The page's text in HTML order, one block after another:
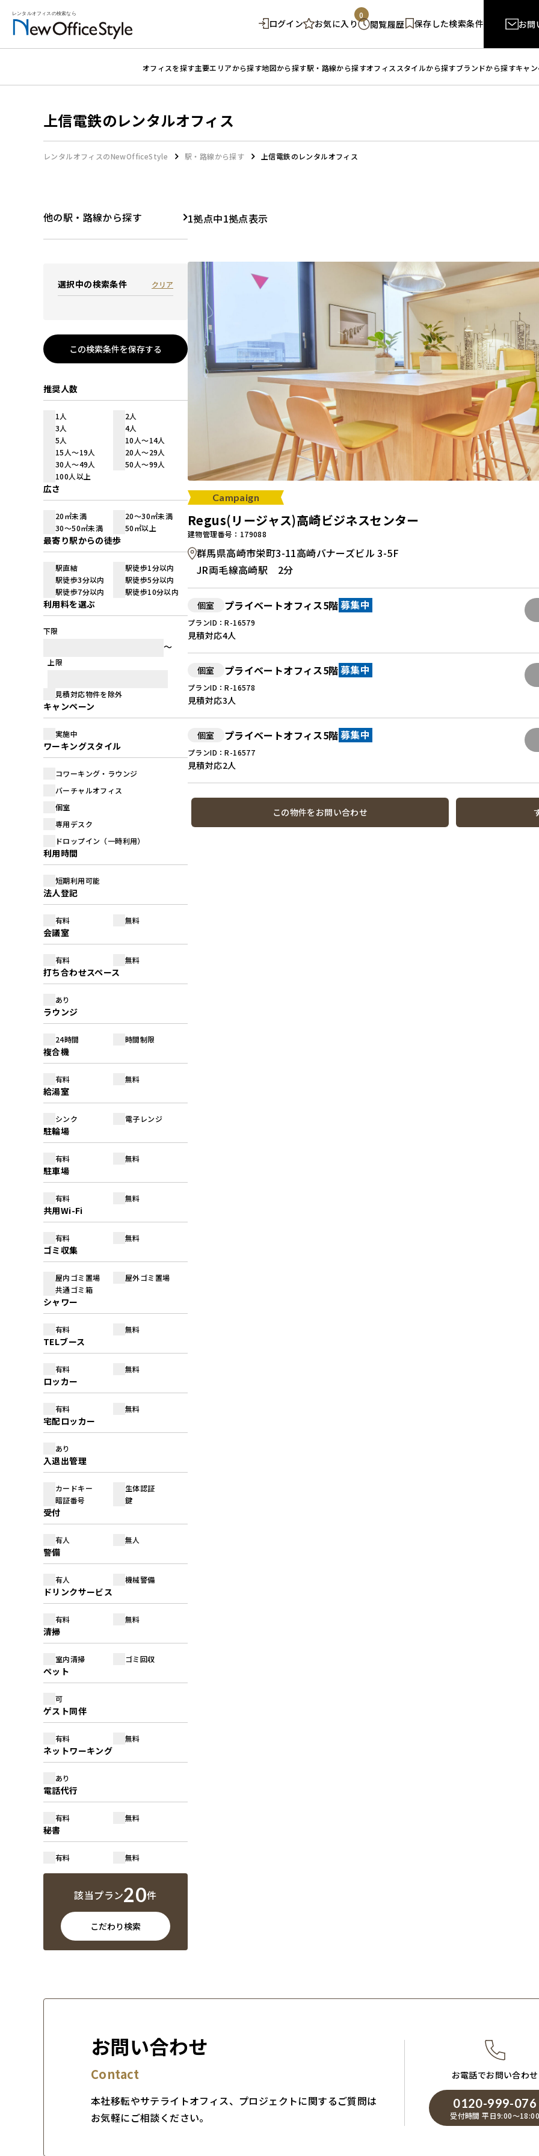
ログイン お気に入り
0
閲覧履歴 保存した検索条件 お問
オフィスを探す主要エリアから探す地図から探す駅・路線から探すオフィススタイルから探すブランドから探すキャ
上信電鉄のレンタルオフィス
レンタルオフィスのNewOfficeStyle 駅・路線から探す 上信電鉄のレンタルオフィス
他の駅・路線から探す
選択中の検索条件 クリア
この検索条件を保存する
推奨人数
1人
2人
3人
4人
5人
10人～14人
15人～19人
20人～29人
30人～49人
50人～99人
100人以上
広さ
20㎡未満
20～30㎡未満
30～50㎡未満
50㎡以上
最寄り駅からの徒歩
駅直結
駅徒歩1分以内
駅徒歩3分以内
駅徒歩5分以内
駅徒歩7分以内
駅徒歩10分以内
利用料を選ぶ
下限
上限
見積対応物件を除外
キャンペーン
実施中
ワーキングスタイル
コワーキング・ラウンジ
バーチャルオフィス
個室
専用デスク
ドロップイン（一時利用）
利用時間
短期利用可能
法人登記
有料 無料
会議室
有料 無料
打ち合わせスペース
あり
ラウンジ
24時間 時間制限
複合機
有料 無料
給湯室
シンク 電子レンジ
駐輪場
有料 無料
駐車場
有料 無料
共用Wi-Fi
有料 無料
ゴミ収集
屋内ゴミ置場
屋外ゴミ置場
共通ゴミ箱
シャワー
有料 無料
TELブース
有料 無料
ロッカー
有料 無料
宅配ロッカー
あり
入退出管理
カードキー
生体認証
暗証番号
鍵
受付
有人 無人
警備
有人 機械警備
ドリンクサービス
有料 無料
清掃
室内清掃 ゴミ回収
ペット
可
ゲスト同伴
有料 無料
ネットワーキング
あり
電話代行
有料 無料
秘書
有料 無料
該当プラン20件
こだわり検索
1拠点中1拠点表示
Campaign
Regus(リージャス)高崎ビジネスセンター
建物管理番号：179088
群馬県高崎市栄町3-11高崎バナーズビル 3-5F
JR両毛線高崎駅 2分
個室 プライベートオフィス5階 募集中
プランID：R-16579
見積対応4人
個室 プライベートオフィス5階 募集中
プランID：R-16578
見積対応3人
個室 プライベートオフィス5階 募集中
プランID：R-16577
見積対応2人
この物件をお問い合わせ
お問い合わせ
Contact
本社移転やサテライトオフィス、プロジェクトに関するご質問は
お気軽にご相談ください。
お電話でお問い合わせ
0120-999-076
受付時間 平日9:00～18:00